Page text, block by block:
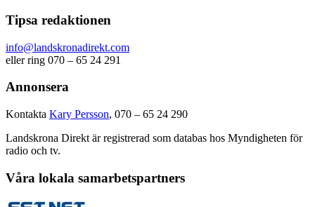
Tipsa redaktionen
info@landskronadirekt.com
eller ring 070 – 65 24 291
Annonsera
Kontakta Kary Persson, 070 – 65 24 290
Landskrona Direkt är registrerad som databas hos Myndigheten för
radio och tv.
Våra lokala samarbetspartners